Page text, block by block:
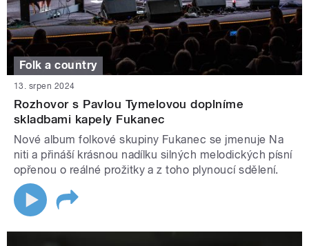
Folk a country
13. srpen 2024
Rozhovor s Pavlou Tymelovou doplníme
skladbami kapely Fukanec
Nové album folkové skupiny Fukanec se jmenuje Na
niti a přináší krásnou nadílku silných melodických písní
opřenou o reálné prožitky a z toho plynoucí sdělení.